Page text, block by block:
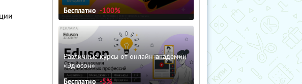
Бесплатно -100%
Различные курсы от онлайн-академии
«Эдюсон»
Бесплатно -5%